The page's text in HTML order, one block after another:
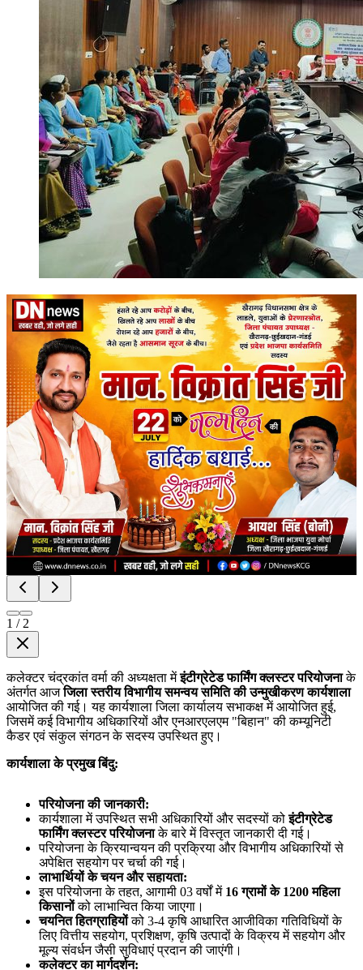
1 / 2
कलेक्टर चंद्रकांत वर्मा की अध्यक्षता मेंइंटीग्रेटेड फार्मिंग क्लस्टर परियोजनाके
अंतर्गत आजजिला स्तरीय विभागीय समन्वय समिति की उन्मुखीकरण कार्यशाला
आयोजित की गई। यह कार्यशाला जिला कार्यालय सभाकक्ष में आयोजित हुई,
जिसमें कई विभागीय अधिकारियों और एनआरएलएम "बिहान" की कम्यूनिटी
कैडर एवं संकुल संगठन के सदस्य उपस्थित हुए।
कार्यशाला के प्रमुख बिंदु:
परियोजना की जानकारी:
कार्यशाला में उपस्थित सभी अधिकारियों और सदस्यों कोइंटीग्रेटेड
फार्मिंग क्लस्टर परियोजनाके बारे में विस्तृत जानकारी दी गई।
परियोजना के क्रियान्वयन की प्रक्रिया और विभागीय अधिकारियों से
अपेक्षित सहयोग पर चर्चा की गई।
लाभार्थियों के चयन और सहायता:
इस परियोजना के तहत, आगामी 03 वर्षों में 16 ग्रामों के 1200 महिला
किसानोंको लाभान्वित किया जाएगा।
चयनित हितग्राहियोंको 3-4 कृषि आधारित आजीविका गतिविधियों के
लिए वित्तीय सहयोग, प्रशिक्षण, कृषि उत्पादों के विक्रय में सहयोग और
मूल्य संवर्धन जैसी सुविधाएं प्रदान की जाएंगी।
कलेक्टर का मार्गदर्शन: